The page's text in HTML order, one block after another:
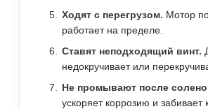
Ходят с перегрузом. Мотор
работает на пределе.
Ставят неподходящий винт.
недокручивает или
Не промывают после
ускоряет коррозию и забивает